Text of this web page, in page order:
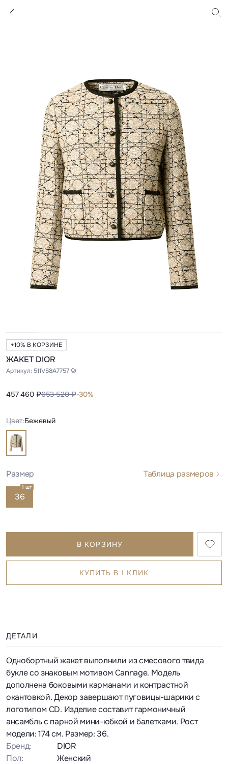
+10% В КОРЗИНЕ
ЖАКЕТ DIOR
Артикул: 511V58A7757
457 460 ₽653 520 ₽-30%
Цвет:Бежевый
Размер Таблица размеров
36
1 шт
В КОРЗИНУ
КУПИТЬ В 1 КЛИК
ДЕТАЛИ
Однобортный жакет выполнили из смесового твида
букле со знаковым мотивом Cannage. Модель
дополнена боковыми карманами и контрастной
окантовкой. Декор завершают пуговицы-шарики с
логотипом CD. Изделие составит гармоничный
ансамбль с парной мини-юбкой и балетками. Рост
модели: 174 см. Размер: 36.
Бренд:
DIOR
Пол:
Женский